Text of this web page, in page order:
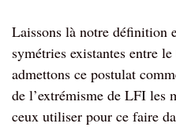
Laissons là notre définition
symétries existantes entre
admettons ce postulat
de l’extrémisme de LFI les
ceux utiliser pour ce faire